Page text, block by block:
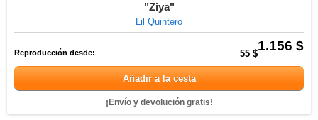
"Ziya"
Lil Quintero
1.156 $
Reproducción desde: 55 $
Añadir a la cesta
¡Envío y devolución gratis!